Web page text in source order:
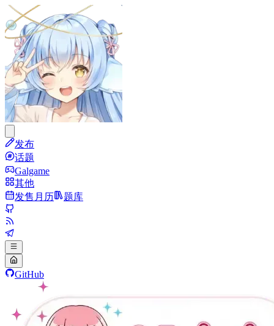
发布
话题
Galgame
其他
发售月历
题库
GitHub